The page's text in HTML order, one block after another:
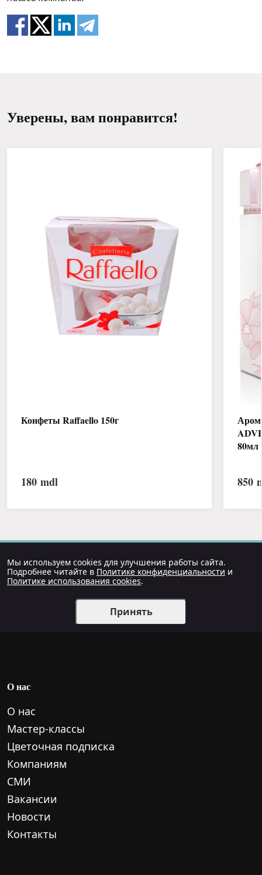
день или через день.
Держите букет вдали от прямых солнечных
Уверены, вам понравится!
Конфеты Raffaello 150г
180 mdl
80мл
850
Мы используем cookies для улучшения работы сайта.
Подробнее читайте в Политике конфиденциальности и
Политике использования cookies.
Принять
О нас
О нас
Мастер-классы
Цветочная подписка
Компаниям
СМИ
Вакансии
Новости
Контакты